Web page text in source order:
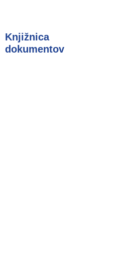
Knjižnica
dokumentov